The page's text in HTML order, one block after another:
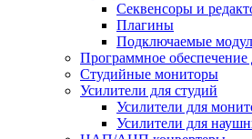
Cеквенсоры и
Плагины
Подключаемые
Программное обеспечение
Студийные мониторы
Усилители для студий
Усилители для
Усилители для